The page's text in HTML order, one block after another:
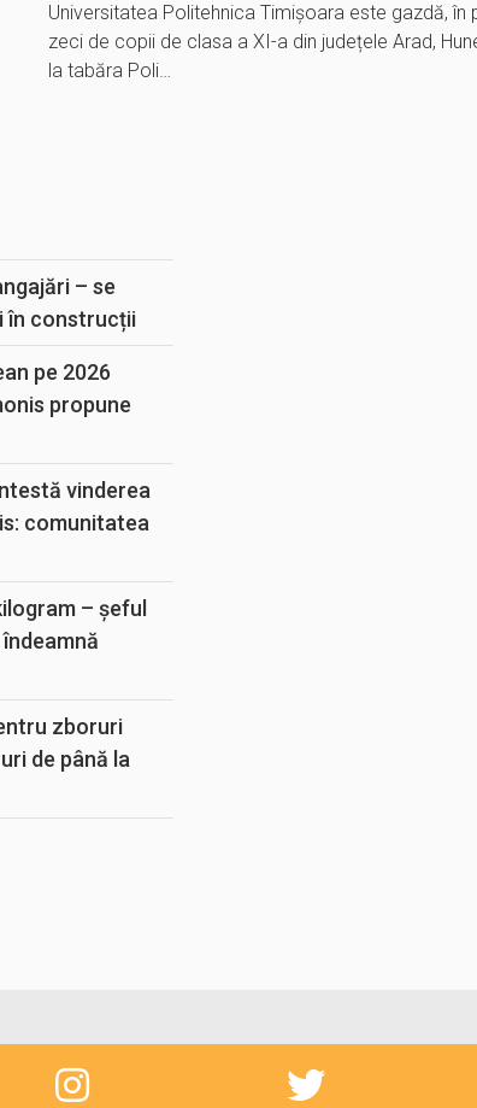
Universitatea Politehnica Timișoara este gazdă, în
zeci de copii de clasa a XI-a din județele Arad,
la tabăra Poli…
– se
în construcții
pe 2026
propune
vinderea
comunitatea
– șeful
zboruri
de până la